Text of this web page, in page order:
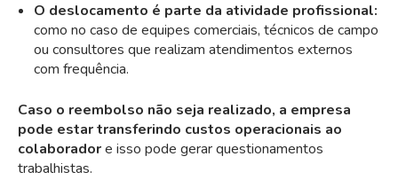
O deslocamento é parte da atividade profissional:
como no caso de equipes comerciais, técnicos de campo
ou consultores que realizam atendimentos externos
com frequência.
Caso o reembolso não seja realizado, a empresa
pode estar transferindo custos operacionais ao
colaboradore isso pode gerar questionamentos
trabalhistas.